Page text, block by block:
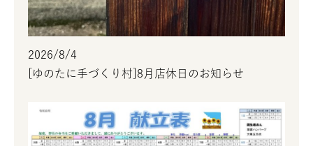
2026/8/4
[ゆのたに手づくり村]8月店休日のお知らせ